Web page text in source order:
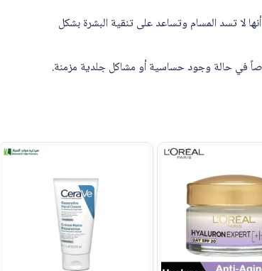
مما يعني أنها لا تسد المسام وتساعد على تنقية البشرة بشكل